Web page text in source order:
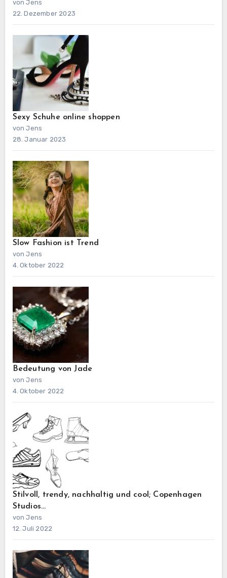
von Jens
22. Dezember 2023
Sexy Schuhe online shoppen
von Jens
28. Januar 2023
Slow Fashion ist Trend
von Jens
4. Oktober 2022
Bedeutung von Jade
von Jens
4. Oktober 2022
Stilvoll, trendy, nachhaltig und cool; Copenhagen
Studios…
von Jens
12. Juli 2022